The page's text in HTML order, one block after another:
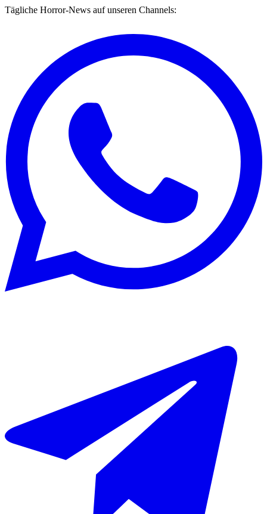
Tägliche Horror-News auf unseren Channels: